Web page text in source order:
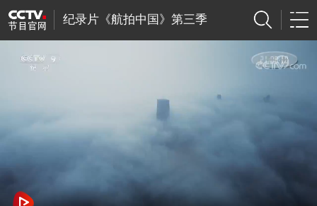
纪录片《航拍中国》第三季